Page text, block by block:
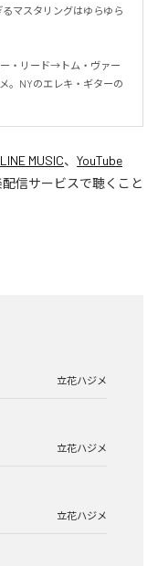
マスタリングはゆらゆら
・リード→トム・ヴァー
。NYのエレキ・ギターの
LINE MUSIC、 YouTube
信サービスで聴くこと
立花ハジメ
立花ハジメ
立花ハジメ